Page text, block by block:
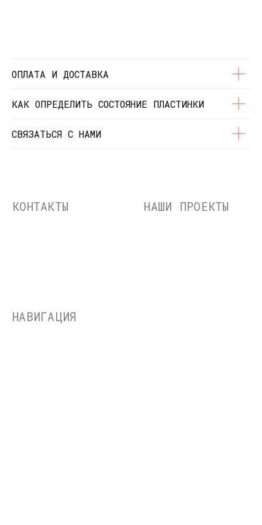
ОПЛАТА И ДОСТАВКА
КАК ОПРЕДЕЛИТЬ СОСТОЯНИЕ ПЛАСТИНКИ
СВЯЗАТЬСЯ С НАМИ